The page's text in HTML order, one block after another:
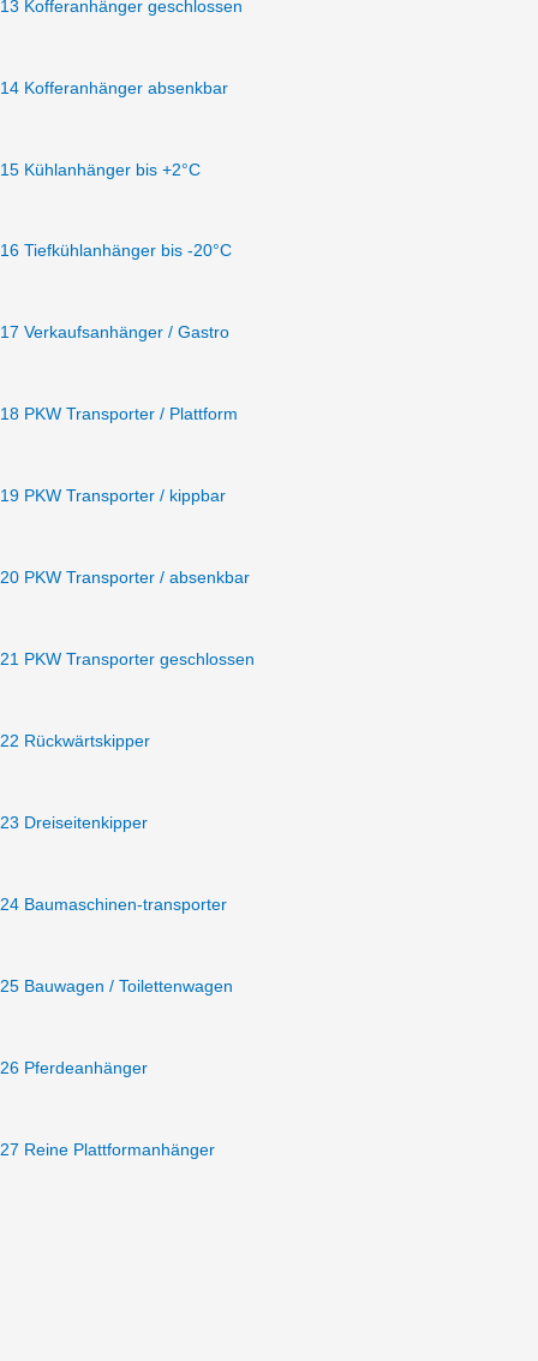
13 Kofferanhänger geschlossen
14 Kofferanhänger absenkbar
15 Kühlanhänger bis +2°C
16 Tiefkühlanhänger bis -20°C
17 Verkaufsanhänger / Gastro
18 PKW Transporter / Plattform
19 PKW Transporter / kippbar
20 PKW Transporter / absenkbar
21 PKW Transporter geschlossen
22 Rückwärtskipper
23 Dreiseitenkipper
24 Baumaschinen-transporter
25 Bauwagen / Toilettenwagen
26 Pferdeanhänger
27 Reine Plattformanhänger